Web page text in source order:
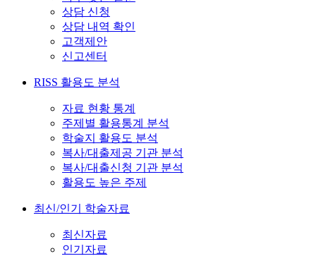
상담 신청
상담 내역 확인
고객제안
신고센터
RISS 활용도 분석
자료 현황 통계
주제별 활용통계 분석
학술지 활용도 분석
복사/대출제공 기관 분석
복사/대출신청 기관 분석
활용도 높은 주제
최신/인기 학술자료
최신자료
인기자료